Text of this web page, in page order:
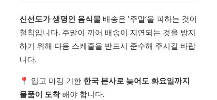
신선도가 생명인 음식물 배송은 '주말’을 피하는 것이
철칙입니다. 주말이 끼어 배송이 지연되는 것을 방지
하기 위해 다음 스케줄을 반드시 준수해 주시길 바랍
니다.
📍 입고 마감 기한 한국 본사로 늦어도 화요일까지
물품이 도착해야 합니다.